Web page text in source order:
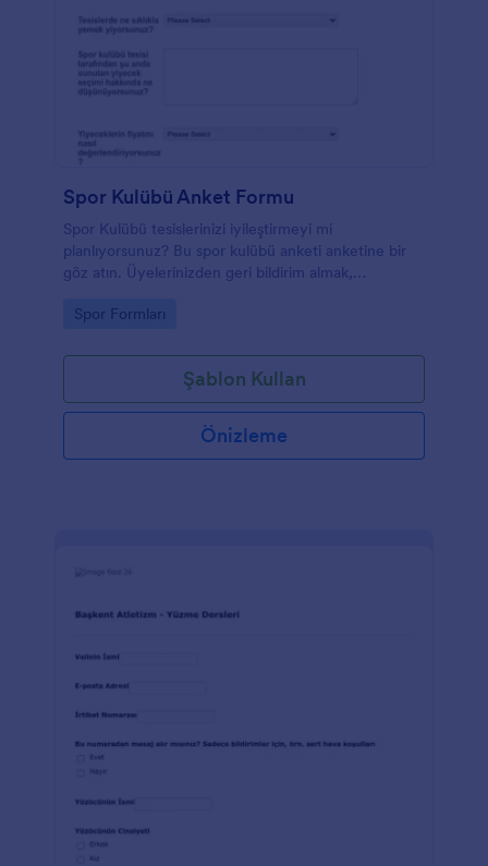
Spor Kulübü Anket Formu
Spor Kulübü tesislerinizi iyileştirmeyi mi
planlıyorsunuz? Bu spor kulübü anketi anketine bir
göz atın. Üyelerinizden geri bildirim almak,
Spor kulübü meraklıları için bazı örnek anket soruları
temelleri kapsar. Form, üyenizin tercih ettiği yiyecek
seçimi, ziyaretlerinin sıklığı, tercih ettikleri içecek ve
diğer kullanıcılara yönelik tesisin nasıl iyileştirileceği
konusundaki fikirlerini isteyecektir.
Go to Category:
Spor Formları
Şablon Kullan
Önizleme